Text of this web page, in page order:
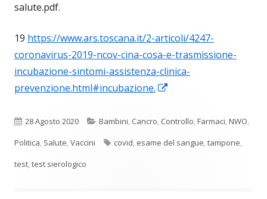
salute.pdf.
19 https://www.ars.toscana.it/2-articoli/4247-
coronavirus-2019-ncov-cina-cosa-e-trasmissione-
incubazione-sintomi-assistenza-clinica-
prevenzione.html#incubazione.
una
nuova
Pubblicato
28 Agosto 2020 Categorie
Bambini, Cancro, Controllo,Farmaci,NWO,
Politica, Salute,Vaccini Tag
covid, esame del sangue,tampone,
test,test sierologico